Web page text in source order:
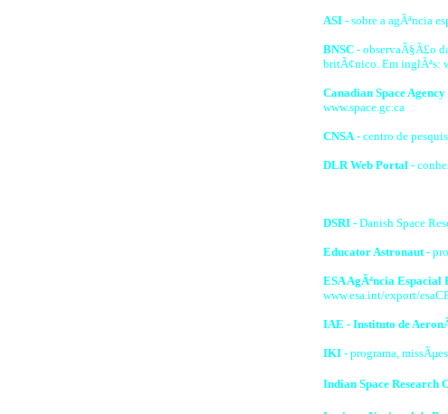
ASI - sobre a agÃªncia
BNSC - observaÃ§Ã£o
britÃ¢nico. Em inglÃªs:
Canadian Space Agency
www.space.gc.ca
CNSA- centro de
DLR Web Portal -
DSRI - Danish Space
Educator Astronaut-
ESA AgÃªncia
www.esa.int/export/
IAE - Instituto de
IKI - programa,
Indian Space Research